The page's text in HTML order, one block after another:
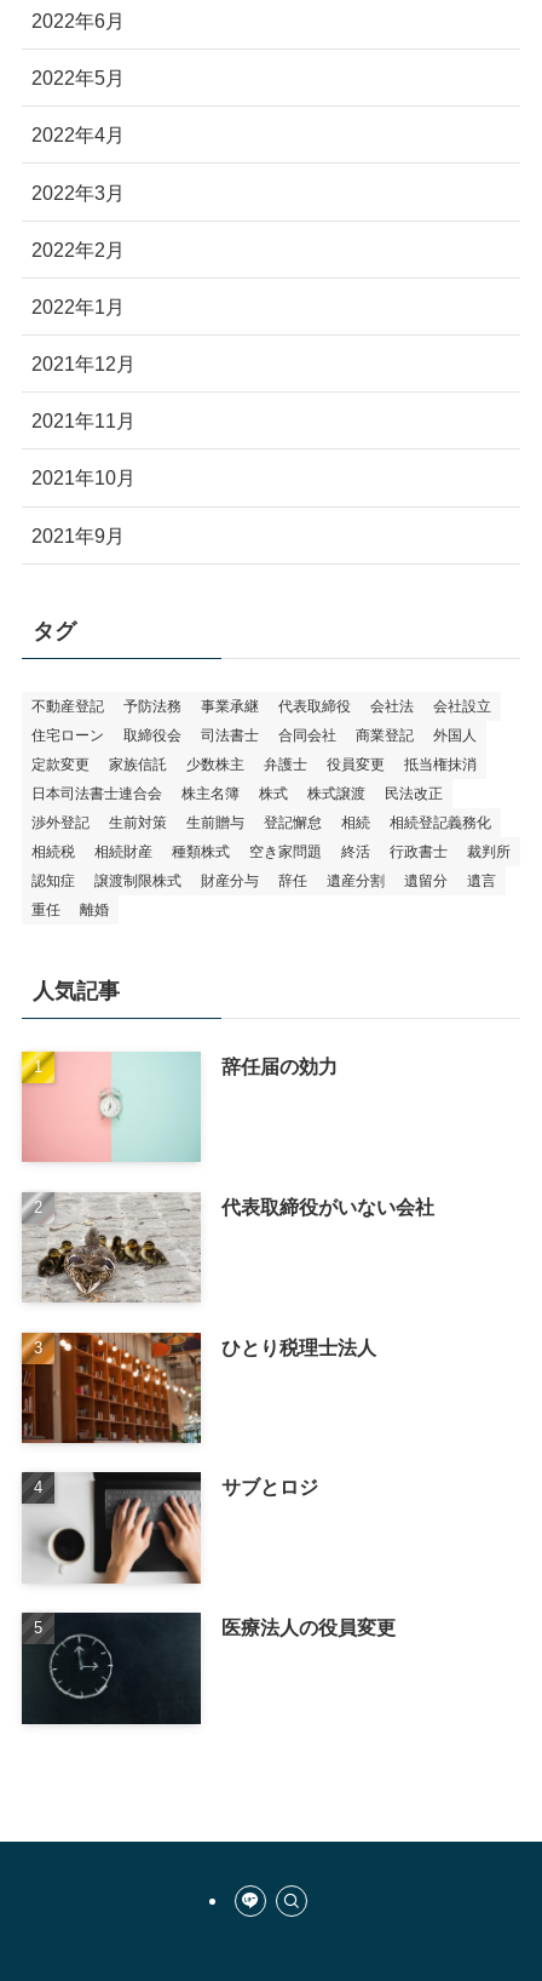
2022年6月
2022年5月
2022年4月
2022年3月
2022年2月
2022年1月
2021年12月
2021年11月
2021年10月
2021年9月
タグ
不動産登記 予防法務 事業承継 代表取締役 会社法
会社設立
住宅ローン
取締役会 司法書士 合同会社 商業登記
外国人
定款変更
家族信託 少数株主 弁護士 役員変更
抵当権抹消
日本司法書士連合会
株主名簿 株式 株式譲渡
民法改正
渉外登記
生前対策 生前贈与 登記懈怠 相続
相続登記義務化
相続税
相続財産 種類株式 空き家問題 終活 行政書士
裁判所
認知症
譲渡制限株式 財産分与 辞任 遺産分割 遺留分
遺言
重任
離婚
人気記事
辞任届の効力
代表取締役がいない会社
ひとり税理士法人
サブとロジ
医療法人の役員変更